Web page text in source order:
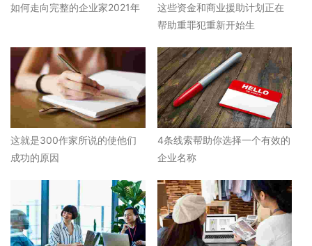
如何走向完整的企业家2021年
这些资金和商业援助计划正在
帮助重罪犯重新开始生
这就是300作家所说的使他们
成功的原因
4条线索帮助你选择一个有效的
企业名称